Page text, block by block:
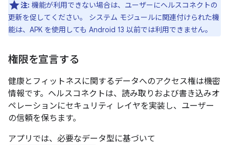
注: 機能が利用できない場合は、ユーザーにヘルスコネクトの
更新を促してください。 システム モジュールに関連付けられた機
能は、APK を使用しても Android 13 以前では利用できません。
権限を宣言する
健康とフィットネスに関するデータへのアクセス権は機密
情報です。ヘルスコネクトは、読み取りおよび書き込みオ
ペレーションにセキュリティ レイヤを実装し、ユーザー
の信頼を保ちます。
アプリでは、必要なデータ型に基づいて